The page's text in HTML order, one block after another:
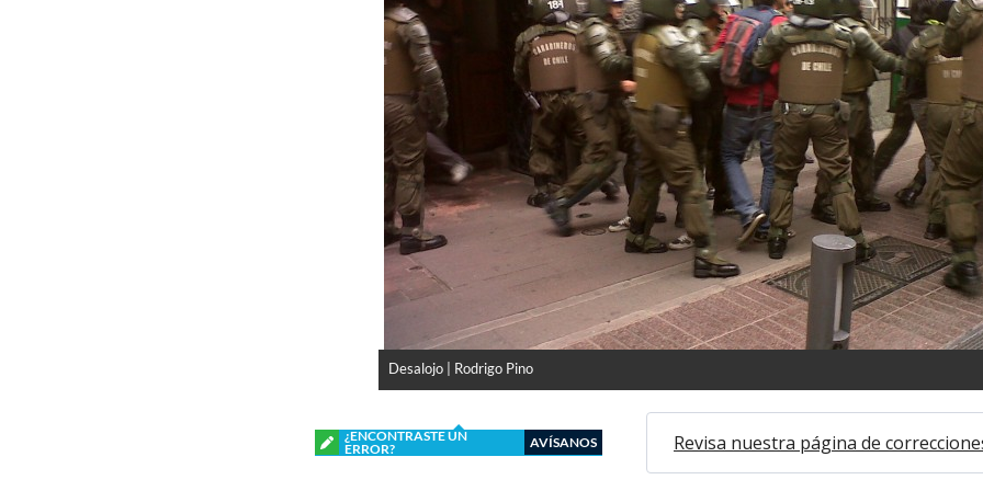
Desalojo | Rodrigo Pino
¿ENCONTRASTE UN
ERROR?
AVÍSANOS Revisa nuestra página de